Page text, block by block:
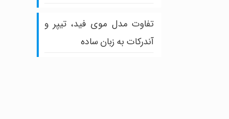
تفاوت مدل موی فید، تیپر و
آندرکات به زبان ساده